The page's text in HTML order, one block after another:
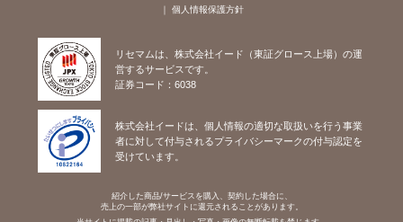
個人情報保護方針
リセマムは、株式会社イード（東証グロース上場）の運
営するサービスです。
証券コード：6038
株式会社イードは、個人情報の適切な取扱いを行う事業
者に対して付与されるプライバシーマークの付与認定を
受けています。
紹介した商品/サービスを購入、契約した場合に、
売上の一部が弊社サイトに還元されることがあります。